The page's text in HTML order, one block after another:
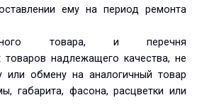
ему на период ремонта
товара, и перечня
товаров надлежащего качества, не
или обмену на аналогичный товар
габарита, фасона, расцветки или